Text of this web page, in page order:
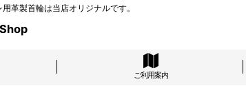
革製首輪は当店オリジナルです。
ご利用案内